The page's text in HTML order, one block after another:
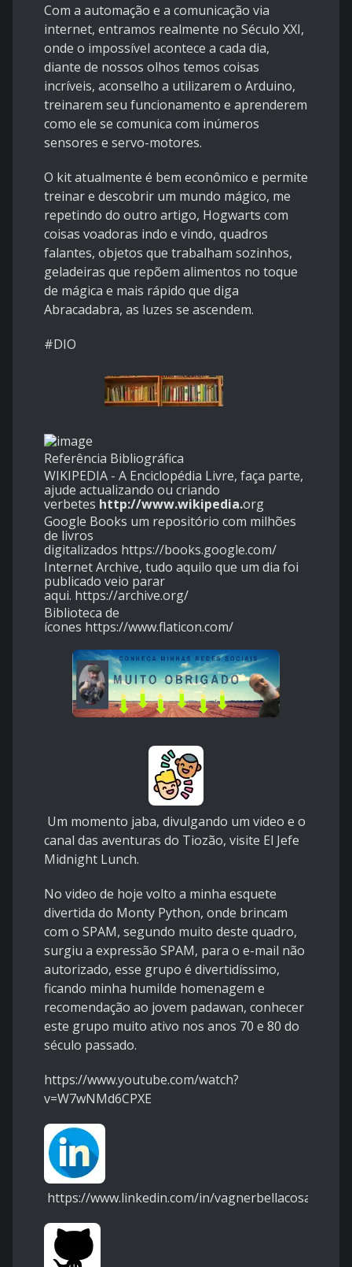
Com a automação e a comunicação via
internet, entramos realmente no Século XXI,
onde o impossível acontece a cada dia,
diante de nossos olhos temos coisas
incríveis, aconselho a utilizarem o Arduino,
treinarem seu funcionamento e aprenderem
como ele se comunica com inúmeros
sensores e servo-motores.
O kit atualmente é bem econômico e permite
treinar e descobrir um mundo mágico, me
repetindo do outro artigo, Hogwarts com
coisas voadoras indo e vindo, quadros
falantes, objetos que trabalham sozinhos,
geladeiras que repõem alimentos no toque
de mágica e mais rápido que diga
Abracadabra, as luzes se ascendem.
#DIO
Referência Bibliográfica
WIKIPEDIA - A Enciclopédia Livre, faça parte,
ajude actualizando ou criando
verbetes http://www.wikipedia.org
Google Books um repositório com milhões
de livros
digitalizados https://books.google.com/
Internet Archive, tudo aquilo que um dia foi
publicado veio parar
aqui. https://archive.org/
Biblioteca de
ícones https://www.flaticon.com/
Um momento jaba, divulgando um video e o
canal das aventuras do Tiozão, visite El Jefe
Midnight Lunch.
No video de hoje volto a minha esquete
divertida do Monty Python, onde brincam
com o SPAM, segundo muito deste quadro,
surgiu a expressão SPAM, para o e-mail não
autorizado, esse grupo é divertidíssimo,
ficando minha humilde homenagem e
recomendação ao jovem padawan, conhecer
este grupo muito ativo nos anos 70 e 80 do
século passado.
https://www.youtube.com/watch?
v=W7wNMd6CPXE
https://www.linkedin.com/in/vagnerbellacosa/